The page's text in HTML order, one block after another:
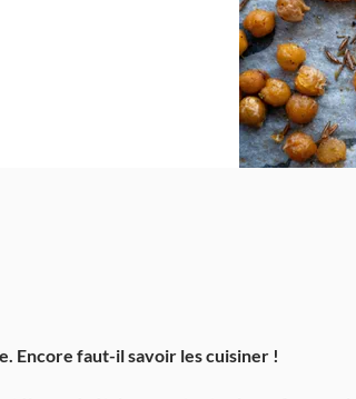
Encore faut-il savoir les cuisiner !